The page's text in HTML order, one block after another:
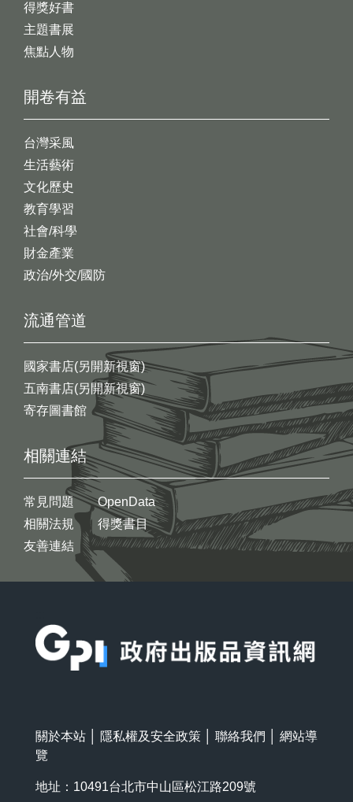
開卷有益
台灣采風
生活藝術
文化歷史
教育學習
社會/科學
財金產業
政治/外交/國防
得獎好書
主題書展
焦點人物
流通管道
國家書店(另開新視窗)
五南書店(另開新視窗)
寄存圖書館
相關連結
常見問題
相關法規
友善連結
OpenData
得獎書目
關於本站 隱私權及安全政策 聯絡我們
網站導
覽
地址：10491台北市中山區松江路209號